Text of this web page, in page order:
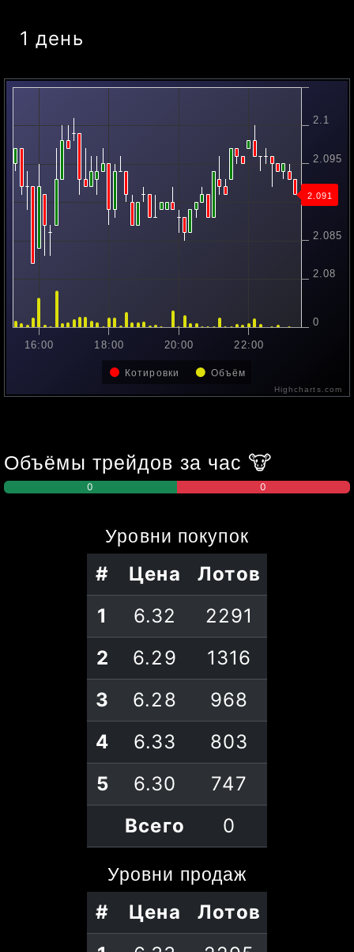
1 день
Котировки Объём
16:00 18:00 20:00 22:00
2.08
2.085
2.09
2.095
2.1
2.091
0
Highcharts.com
Объёмы трейдов за час 🐮
0 0
Уровни покупок
# Цена
Лотов
1
6.32
2291
2
6.29
1316
3
6.28
968
4
6.33
803
5
6.30
747
Всего
0
Уровни продаж
# Цена
Лотов